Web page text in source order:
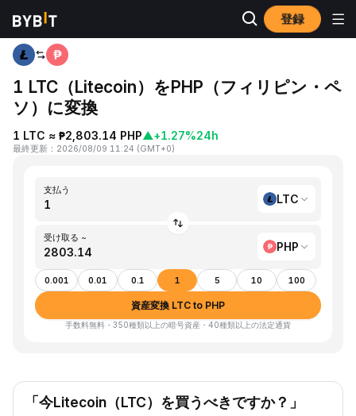
登録
ホーム LTC to PHP
1 LTC（Litecoin）をPHP（フィリピン・ペ
ソ）に変換
1 LTC ≈ ₱2,803.14 PHP▲+1.27%24h
最終更新 ： 2026/08/09 11:24 (GMT+0)
支払う
LTC
受け取る ~
PHP
0.001 0.01 0.1 1 5 10 100
資産変換 LTC to PHP
手数料無料・350種類以上の暗号資産・40種類以上の法定通貨
「今Litecoin（LTC）を買うべきですか？」